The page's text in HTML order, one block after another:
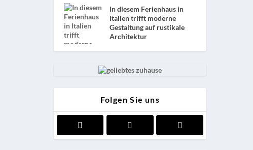
In diesem Ferienhaus in
Italien trifft moderne
Gestaltung auf rustikale
Architektur
Folgen Sie uns